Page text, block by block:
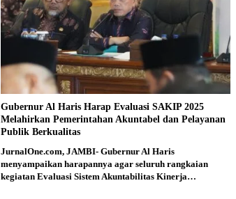
Gubernur Al Haris Harap Evaluasi SAKIP 2025
Melahirkan Pemerintahan Akuntabel dan Pelayanan
Publik Berkualitas
JurnalOne.com, JAMBI- Gubernur Al Haris
menyampaikan harapannya agar seluruh rangkaian
kegiatan Evaluasi Sistem Akuntabilitas Kinerja…